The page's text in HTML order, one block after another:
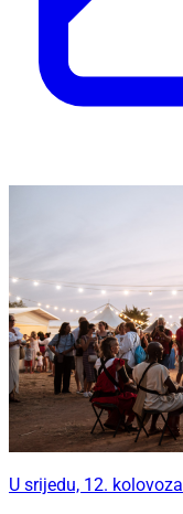
U srijedu, 12. kolovoza